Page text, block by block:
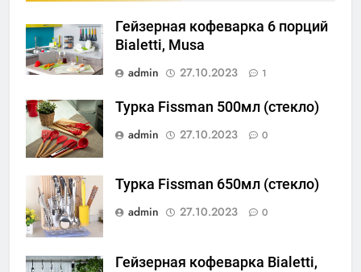
Гейзерная кофеварка 6 порций
Bialetti, Musa
admin
27.10.2023 1
Турка Fissman 500мл (стекло)
admin
27.10.2023 0
Турка Fissman 650мл (стекло)
admin
27.10.2023 0
Гейзерная кофеварка Bialetti,